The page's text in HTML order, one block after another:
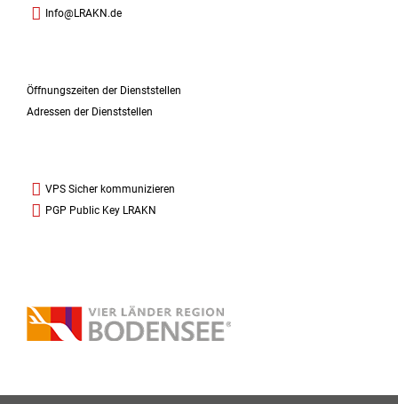
Info@LRAKN.de
Öffnungszeiten der Dienststellen
Adressen der Dienststellen
VPS Sicher kommunizieren
PGP Public Key LRAKN